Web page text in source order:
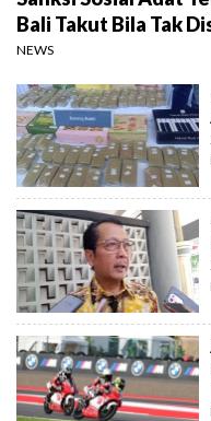
Bali Takut Bila Tak
NEWS